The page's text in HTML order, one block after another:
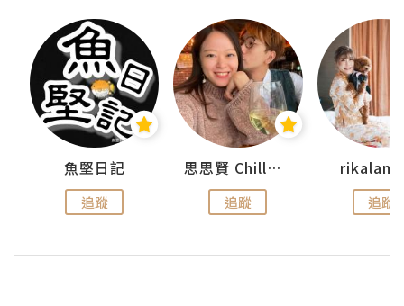
魚堅日記
追蹤
思思賢 ChillMyBabe
追蹤 追蹤